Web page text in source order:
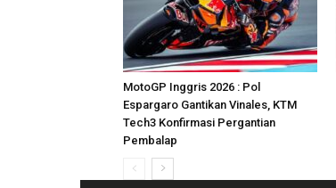
MotoGP Inggris 2026 : Pol
Espargaro Gantikan Vinales, KTM
Tech3 Konfirmasi Pergantian
Pembalap